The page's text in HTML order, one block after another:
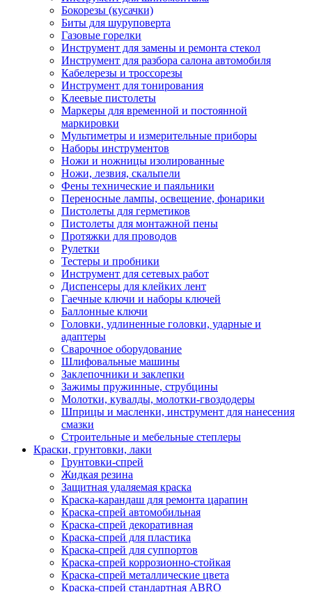
Бокорезы (кусачки)
Биты для шуруповерта
Газовые горелки
Инструмент для замены и ремонта стекол
Инструмент для разбора салона автомобиля
Кабелерезы и троссорезы
Инструмент для тонирования
Клеевые пистолеты
Маркеры для временной и постоянной
маркировки
Мультиметры и измерительные приборы
Наборы инструментов
Ножи и ножницы изолированные
Ножи, лезвия, скальпели
Фены технические и паяльники
Переносные лампы, освещение, фонарики
Пистолеты для герметиков
Пистолеты для монтажной пены
Протяжки для проводов
Рулетки
Тестеры и пробники
Инструмент для сетевых работ
Диспенсеры для клейких лент
Гаечные ключи и наборы ключей
Баллонные ключи
Головки, удлиненные головки, ударные и
адаптеры
Сварочное оборудование
Шлифовальные машины
Заклепочники и заклепки
Зажимы пружинные, струбцины
Молотки, кувалды, молотки-гвоздодеры
Шприцы и масленки, инструмент для нанесения
смазки
Строительные и мебельные степлеры
Краски, грунтовки, лаки
Грунтовки-спрей
Жидкая резина
Защитная удаляемая краска
Краска-карандаш для ремонта царапин
Краска-спрей автомобильная
Краска-спрей декоративная
Краска-спрей для пластика
Краска-спрей для суппортов
Краска-спрей коррозионно-стойкая
Краска-спрей металлические цвета
Краска-спрей стандартная ABRO